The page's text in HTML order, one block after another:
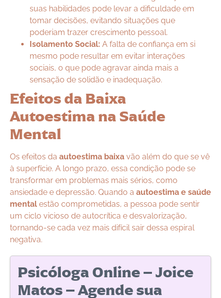
suas habilidades pode levar a dificuldade em
tomar decisões, evitando situações que
poderiam trazer crescimento pessoal.
Isolamento Social: A falta de confiança em si
mesmo pode resultar em evitar interações
sociais, o que pode agravar ainda mais a
sensação de solidão e inadequação.
Efeitos da Baixa
Autoestima na Saúde
Mental
Os efeitos da autoestima baixa vão além do que se vê
à superfície. A longo prazo, essa condição pode se
transformar em problemas mais sérios, como
ansiedade e depressão. Quando a autoestima e saúde
mental estão comprometidas, a pessoa pode sentir
um ciclo vicioso de autocrítica e desvalorização,
tornando-se cada vez mais difícil sair dessa espiral
negativa.
Psicóloga Online – Joice
Matos – Agende sua